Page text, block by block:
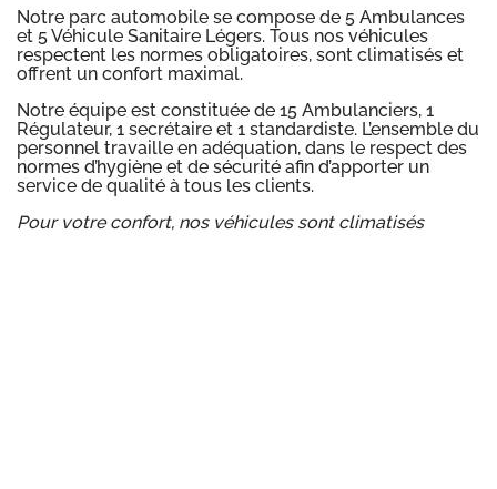
Notre parc automobile se compose de 5 Ambulances
et 5 Véhicule Sanitaire Légers. Tous nos véhicules
respectent les normes obligatoires, sont climatisés et
offrent un confort maximal.
Notre équipe est constituée de 15 Ambulanciers, 1
Régulateur, 1 secrétaire et 1 standardiste. L’ensemble du
personnel travaille en adéquation, dans le respect des
normes d’hygiène et de sécurité afin d’apporter un
service de qualité à tous les clients.
Pour votre confort, nos véhicules sont climatisés